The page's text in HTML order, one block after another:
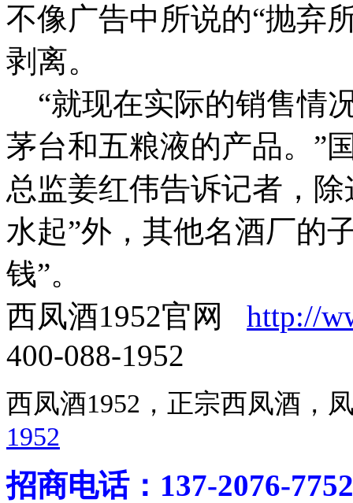
不像广告中所说的“抛弃
剥离。
“就现在实际的销售情
茅台和五粮液的产品。”
总监姜红伟告诉记者，
水起”外，其他名酒厂的
钱”。
西凤酒1952官网 http://
400-088-1952
西凤酒1952，正宗西凤酒
1952
招商电话：137-2076-7752